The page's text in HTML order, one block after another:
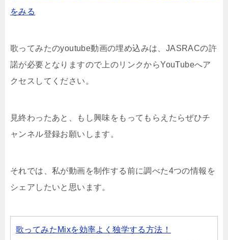
をみる
歌ってみたのyoutube動画の埋め込みは、JASRACの許
諾が必要となりますので上のリンクからYouTubeへア
クセスしてください。
見終わったあと、もし興味をもってもらえたらぜひチ
ャンネル登録お願いします。
それでは、私が動画を制作する前に調べた4つの情報を
シェアしたいと思います。
歌ってみたMixを効率よく独学する方法！